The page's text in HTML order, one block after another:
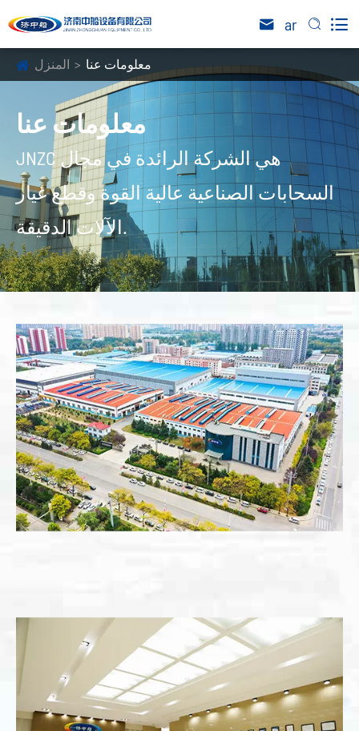
 ar  
المنزل معلومات عنا
معلومات عنا
JNZC هي الشركة الرائدة في مجال
السحابات الصناعية عالية القوة وقطع غيار
الآلات الدقيقة.